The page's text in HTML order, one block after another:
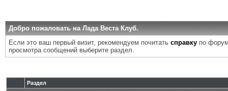
Добро пожаловать на Лада Веста Клуб.
Если это ваш первый визит, рекомендуем почитать справку по
просмотра сообщений выберите раздел.
Раздел